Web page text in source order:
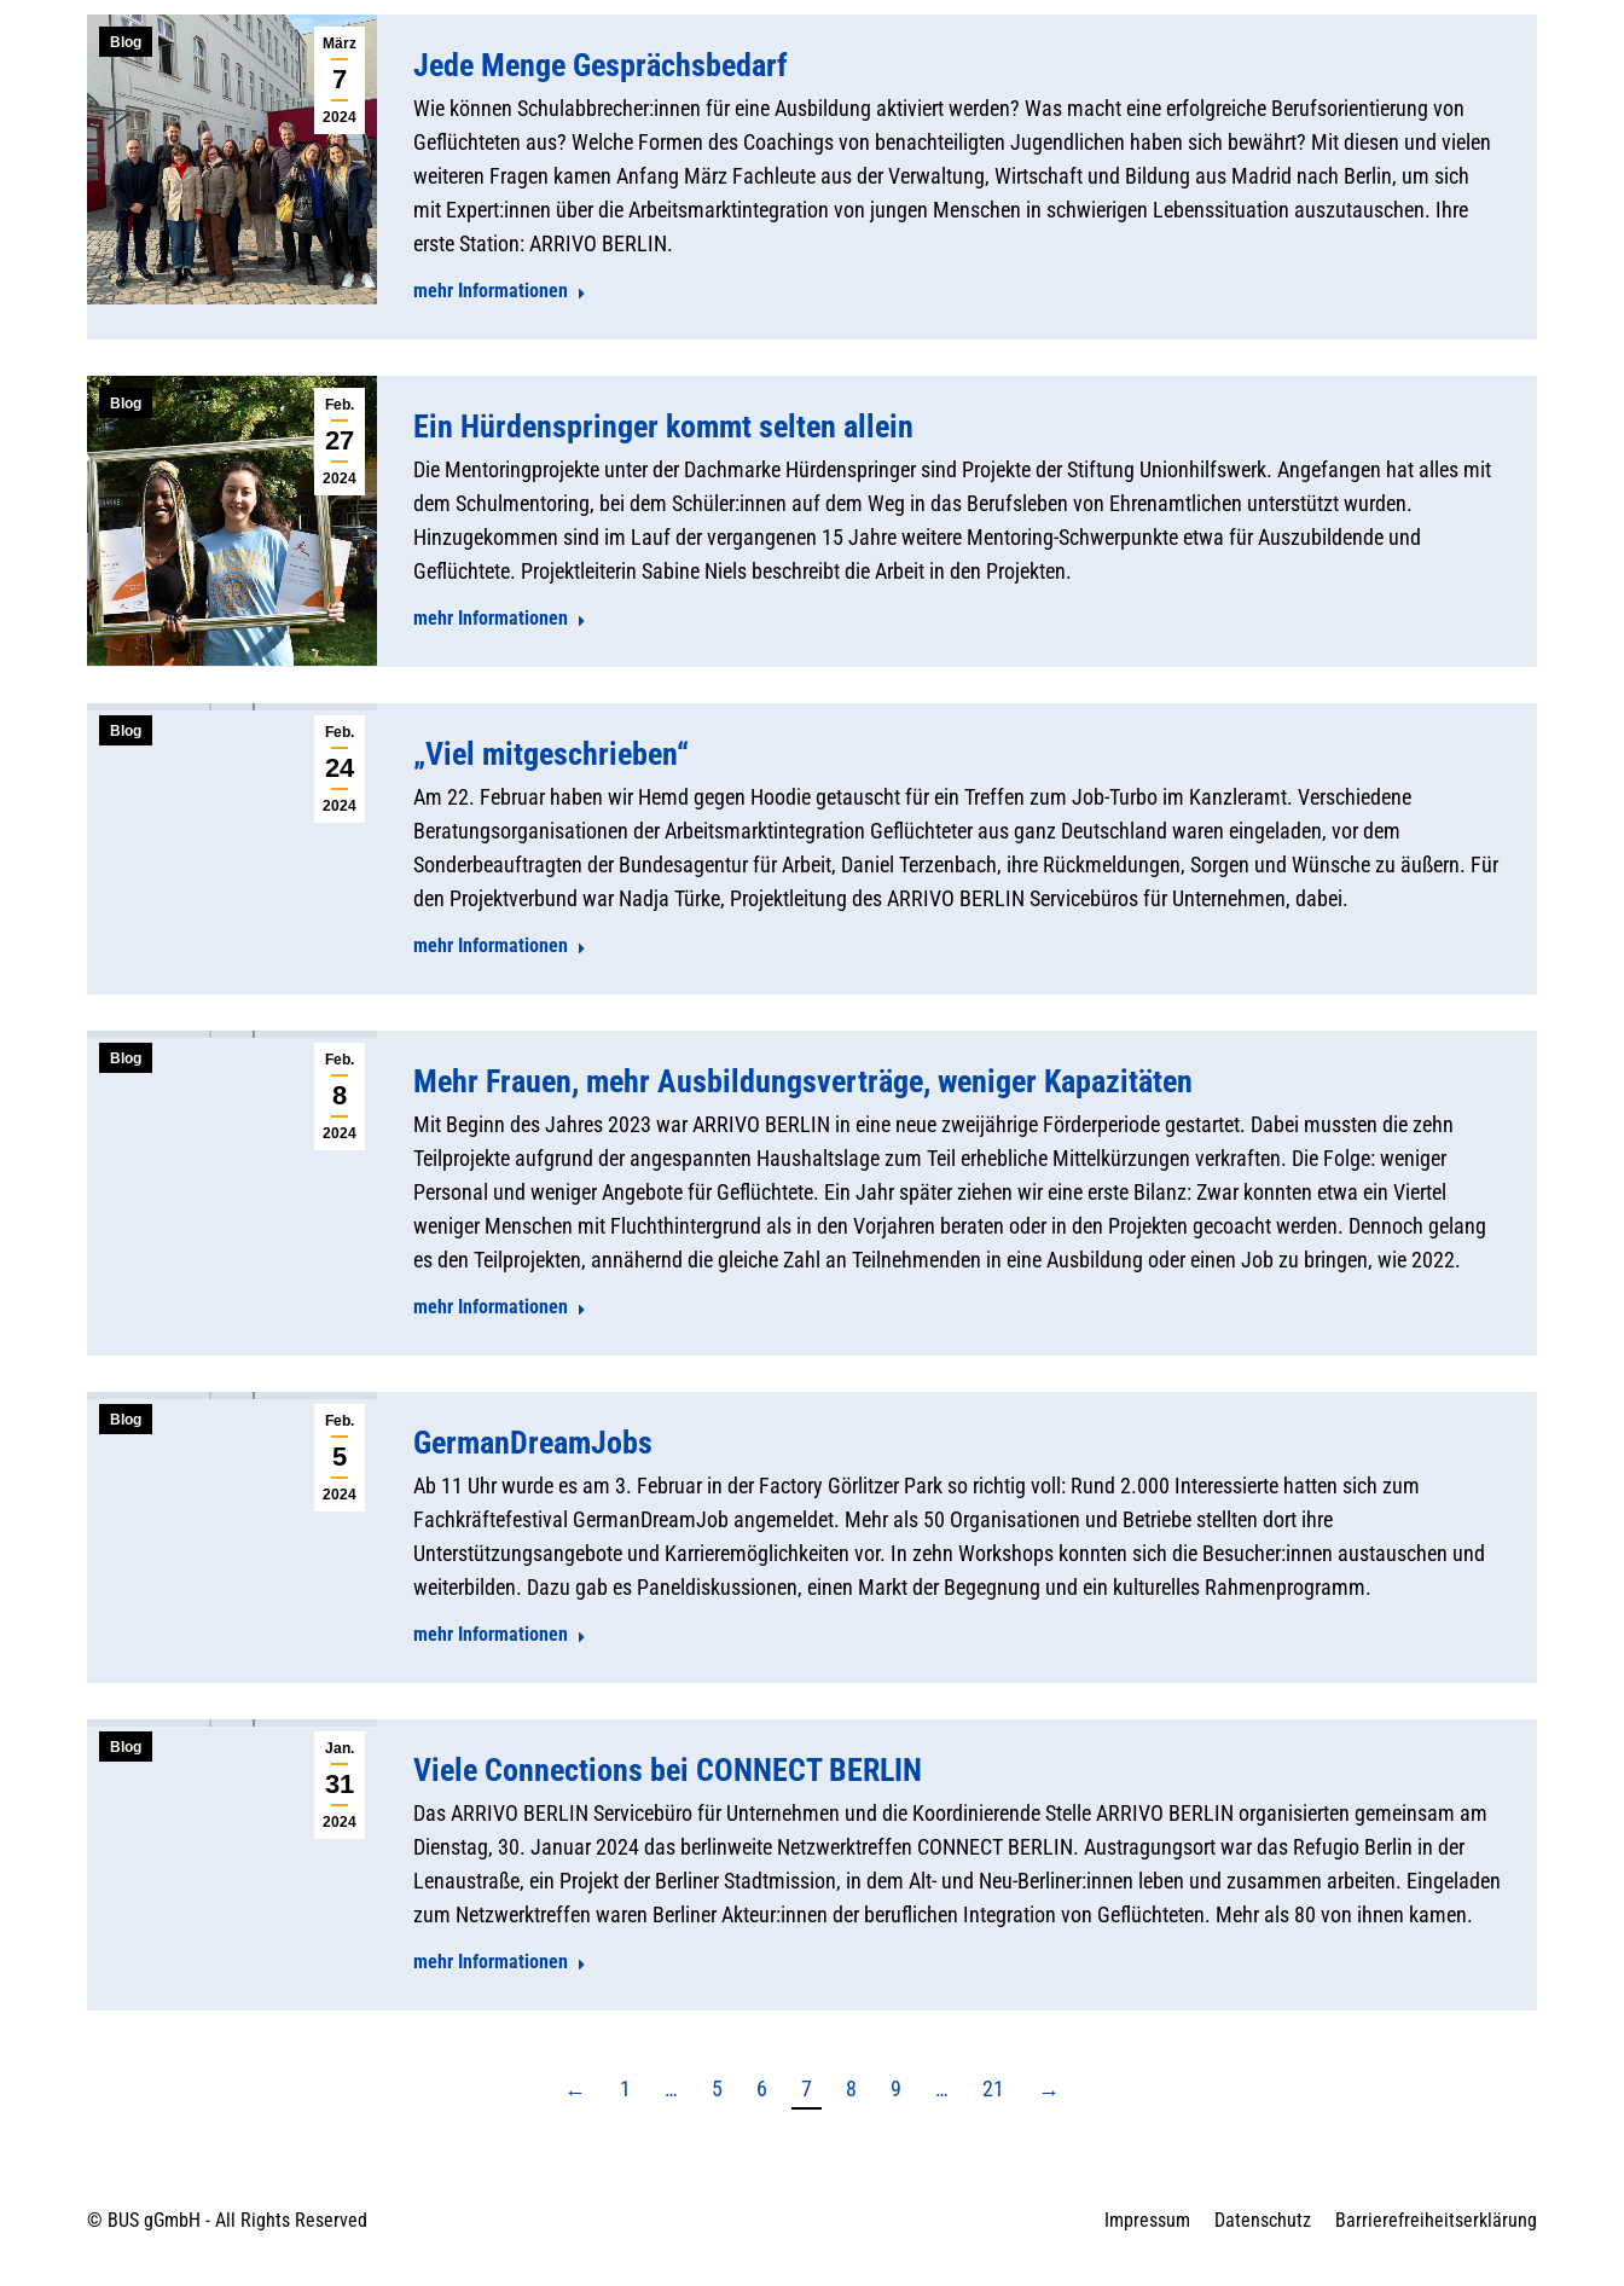
März
7
2024
Blog
Jede Menge Gesprächsbedarf
Wie können Schulabbrecher:innen für eine Ausbildung aktiviert werden? Was macht eine erfolgreiche Berufsorientierung von
Geflüchteten aus? Welche Formen des Coachings von benachteiligten Jugendlichen haben sich bewährt? Mit diesen und vielen
weiteren Fragen kamen Anfang März Fachleute aus der Verwaltung, Wirtschaft und Bildung aus Madrid nach Berlin, um sich
mit Expert:innen über die Arbeitsmarktintegration von jungen Menschen in schwierigen Lebenssituation auszutauschen. Ihre
erste Station: ARRIVO BERLIN.
mehr Informationen
Feb.
27
2024
Blog
Ein Hürdenspringer kommt selten allein
Die Mentoringprojekte unter der Dachmarke Hürdenspringer sind Projekte der Stiftung Unionhilfswerk. Angefangen hat alles mit
dem Schulmentoring, bei dem Schüler:innen auf dem Weg in das Berufsleben von Ehrenamtlichen unterstützt wurden.
Hinzugekommen sind im Lauf der vergangenen 15 Jahre weitere Mentoring-Schwerpunkte etwa für Auszubildende und
Geflüchtete. Projektleiterin Sabine Niels beschreibt die Arbeit in den Projekten.
mehr Informationen
Feb.
24
2024
Blog
„Viel mitgeschrieben“
Am 22. Februar haben wir Hemd gegen Hoodie getauscht für ein Treffen zum Job-Turbo im Kanzleramt. Verschiedene
Beratungsorganisationen der Arbeitsmarktintegration Geflüchteter aus ganz Deutschland waren eingeladen, vor dem
Sonderbeauftragten der Bundesagentur für Arbeit, Daniel Terzenbach, ihre Rückmeldungen, Sorgen und Wünsche zu äußern. Für
den Projektverbund war Nadja Türke, Projektleitung des ARRIVO BERLIN Servicebüros für Unternehmen, dabei.
mehr Informationen
Feb.
8
2024
Blog
Mehr Frauen, mehr Ausbildungsverträge, weniger Kapazitäten
Mit Beginn des Jahres 2023 war ARRIVO BERLIN in eine neue zweijährige Förderperiode gestartet. Dabei mussten die zehn
Teilprojekte aufgrund der angespannten Haushaltslage zum Teil erhebliche Mittelkürzungen verkraften. Die Folge: weniger
Personal und weniger Angebote für Geflüchtete. Ein Jahr später ziehen wir eine erste Bilanz: Zwar konnten etwa ein Viertel
weniger Menschen mit Fluchthintergrund als in den Vorjahren beraten oder in den Projekten gecoacht werden. Dennoch gelang
es den Teilprojekten, annähernd die gleiche Zahl an Teilnehmenden in eine Ausbildung oder einen Job zu bringen, wie 2022.
mehr Informationen
Feb.
5
2024
Blog
GermanDreamJobs
Ab 11 Uhr wurde es am 3. Februar in der Factory Görlitzer Park so richtig voll: Rund 2.000 Interessierte hatten sich zum
Fachkräftefestival GermanDreamJob angemeldet. Mehr als 50 Organisationen und Betriebe stellten dort ihre
Unterstützungsangebote und Karrieremöglichkeiten vor. In zehn Workshops konnten sich die Besucher:innen austauschen und
weiterbilden. Dazu gab es Paneldiskussionen, einen Markt der Begegnung und ein kulturelles Rahmenprogramm.
mehr Informationen
Jan.
31
2024
Blog
Viele Connections bei CONNECT BERLIN
Das ARRIVO BERLIN Servicebüro für Unternehmen und die Koordinierende Stelle ARRIVO BERLIN organisierten gemeinsam am
Dienstag, 30. Januar 2024 das berlinweite Netzwerktreffen CONNECT BERLIN. Austragungsort war das Refugio Berlin in der
Lenaustraße, ein Projekt der Berliner Stadtmission, in dem Alt- und Neu-Berliner:innen leben und zusammen arbeiten. Eingeladen
zum Netzwerktreffen waren Berliner Akteur:innen der beruflichen Integration von Geflüchteten. Mehr als 80 von ihnen kamen.
mehr Informationen
← 1 … 5 6 7 8 9 … 21 →
© BUS gGmbH - All Rights Reserved Impressum Datenschutz Barrierefreiheitserklärung